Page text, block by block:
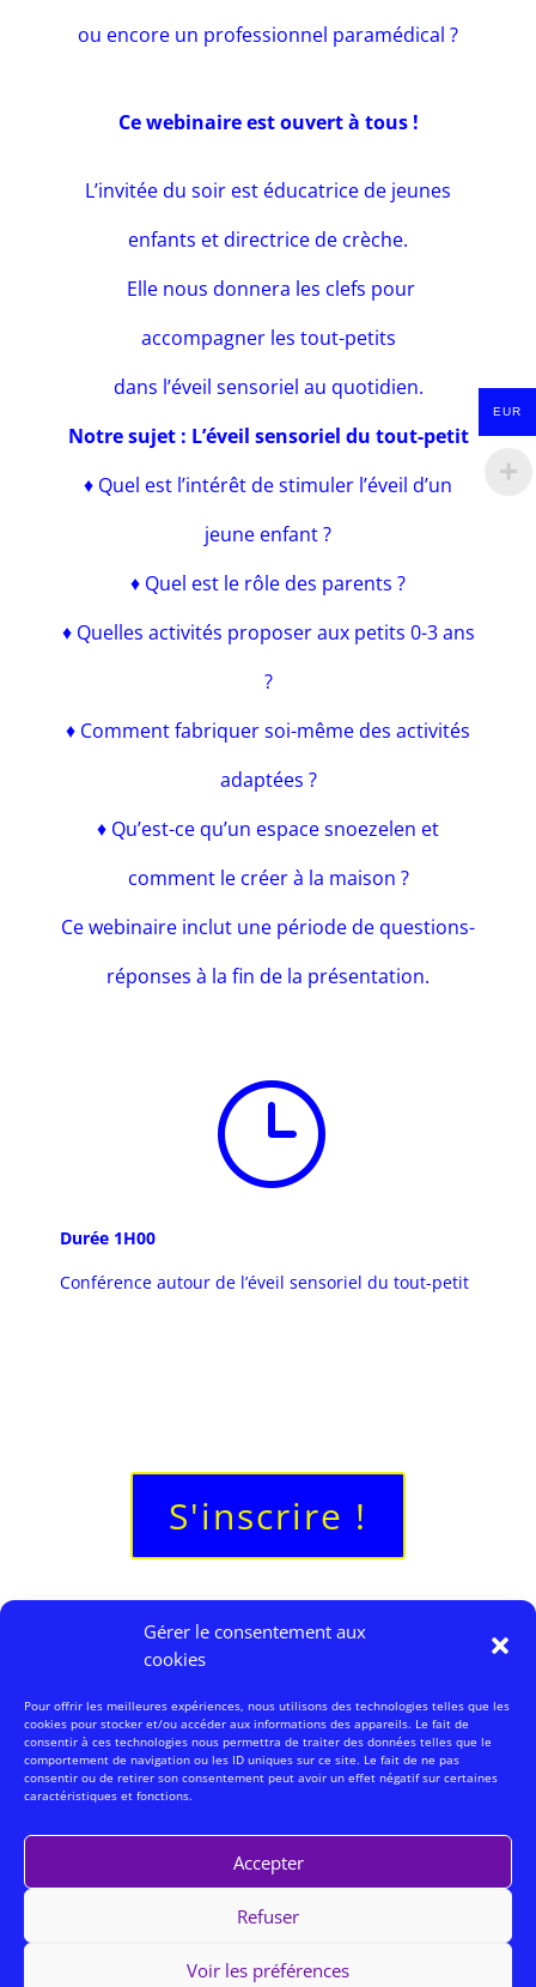
Gérer le consentement aux
cookies
Pour offrir les meilleures expériences, nous utilisons des technologies telles que les
cookies pour stocker et/ou accéder aux informations des appareils. Le fait de
consentir à ces technologies nous permettra de traiter des données telles que le
comportement de navigation ou les ID uniques sur ce site. Le fait de ne pas
consentir ou de retirer son consentement peut avoir un effet négatif sur certaines
caractéristiques et fonctions.
Accepter
Refuser
Voir les préférences
ou encore un professionnel paramédical ?
Ce webinaire est ouvert à tous !
L’invitée du soir est éducatrice de jeunes
enfants et directrice de crèche.
Elle nous donnera les clefs pour
accompagner les tout-petits
dans l’éveil sensoriel au quotidien.
Notre sujet : L’éveil sensoriel du tout-petit
♦ Quel est l’intérêt de stimuler l’éveil d’un
jeune enfant ?
♦ Quel est le rôle des parents ?
♦ Quelles activités proposer aux petits 0-3 ans
?
♦ Comment fabriquer soi-même des activités
adaptées ?
♦ Qu’est-ce qu’un espace snoezelen et
comment le créer à la maison ?
Ce webinaire inclut une période de questions-
réponses à la fin de la présentation.
}
Durée 1H00
Conférence autour de l’éveil sensoriel du tout-petit
S'inscrire !
EUR